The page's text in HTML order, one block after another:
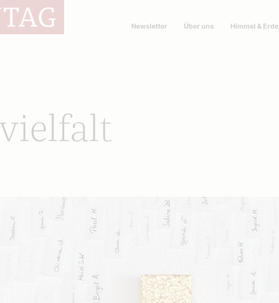
Newsletter Über uns Himmel & Erde